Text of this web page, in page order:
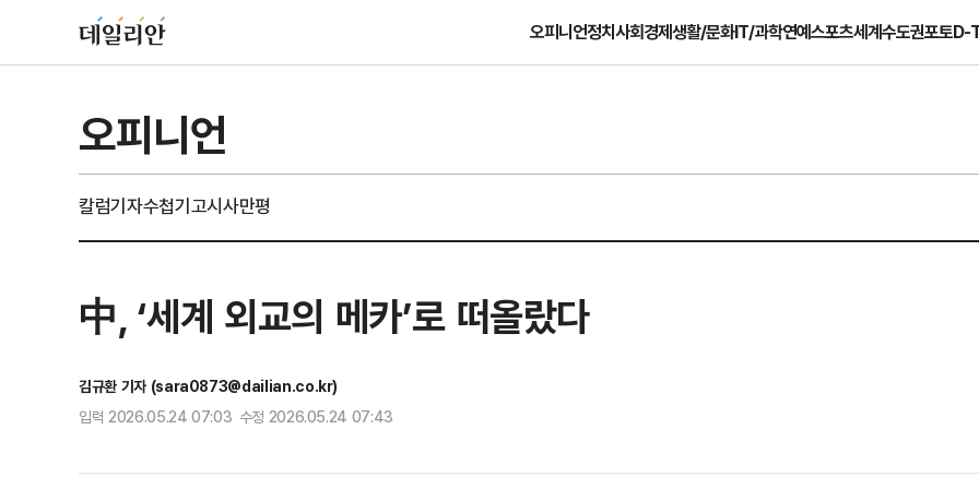
오피니언정치사회경제생활/문화IT/과학연예스포츠세계수도권포토D-
오피니언
칼럼기자수첩기고시사만평
中, ‘세계 외교의 메카’로 떠올랐다
김규환 기자 (sara0873@dailian.co.kr)
입력 2026.05.24 07:03 수정 2026.05.24 07:43